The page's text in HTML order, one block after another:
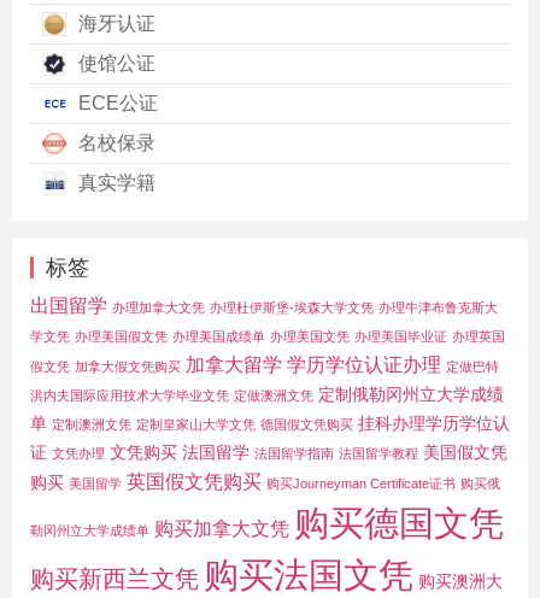
海牙认证
使馆公证
ECE公证
名校保录
真实学籍
标签
出国留学 办理加拿大文凭 办理杜伊斯堡-埃森大学文凭 办理牛津布鲁克斯大
学文凭 办理美国假文凭 办理美国成绩单 办理美国文凭 办理美国毕业证 办理英国
假文凭 加拿大假文凭购买 加拿大留学 学历学位认证办理 定做巴特
洪内夫国际应用技术大学毕业文凭 定做澳洲文凭 定制俄勒冈州立大学成绩
单 定制澳洲文凭 定制皇家山大学文凭 德国假文凭购买 挂科办理学历学位认
证 文凭办理 文凭购买 法国留学 法国留学指南 法国留学教程 美国假文凭
购买 美国留学 英国假文凭购买 购买Journeyman Certificate证书 购买俄
勒冈州立大学成绩单 购买加拿大文凭 购买德国文凭
购买新西兰文凭 购买法国文凭 购买澳洲大